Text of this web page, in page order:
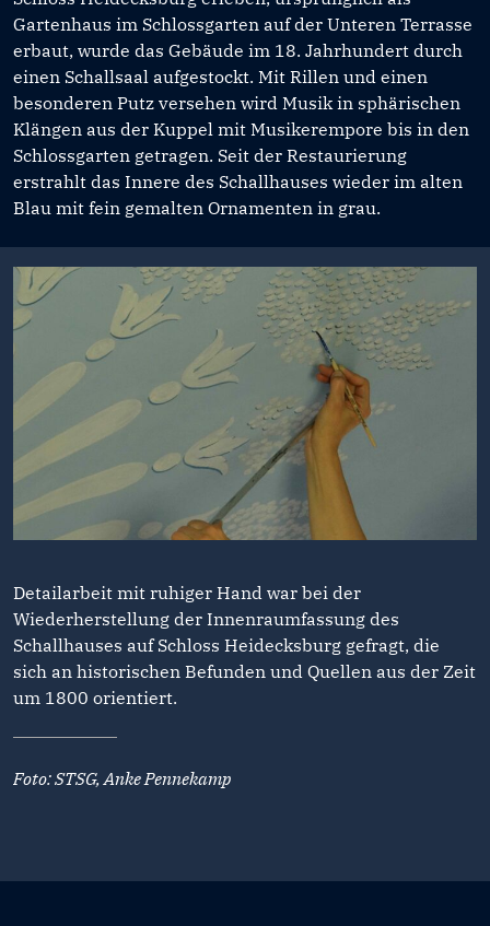
Gartenhaus im Schlossgarten auf der Unteren Terrasse
erbaut, wurde das Gebäude im 18. Jahrhundert durch
einen Schallsaal aufgestockt. Mit Rillen und einen
besonderen Putz versehen wird Musik in sphärischen
Klängen aus der Kuppel mit Musikerempore bis in den
Schlossgarten getragen. Seit der Restaurierung
erstrahlt das Innere des Schallhauses wieder im alten
Blau mit fein gemalten Ornamenten in grau.
Detailarbeit mit ruhiger Hand war bei der
Wiederherstellung der Innenraumfassung des
Schallhauses auf Schloss Heidecksburg gefragt, die
sich an historischen Befunden und Quellen aus der Zeit
um 1800 orientiert.
Foto: STSG, Anke Pennekamp